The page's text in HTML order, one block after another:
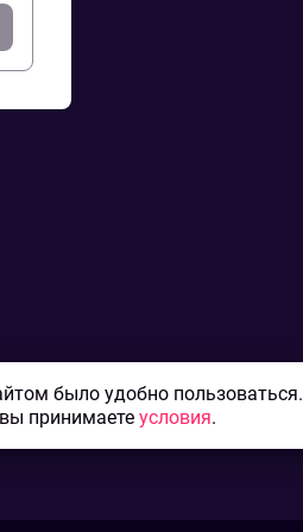
было удобно пользоваться.
принимаете условия.